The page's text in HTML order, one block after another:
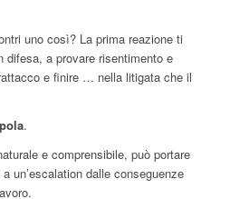
uno così? La prima reazione ti
a provare risentimento e
e finire … nella litigata che il
.
e comprensibile, può portare
un’escalation dalle conseguenze